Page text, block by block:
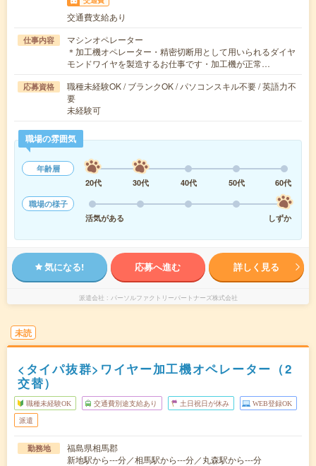
交通費支給あり
仕事内容
マシンオペレーター
＊加工機オペレーター・精密切断用として用いられるダイヤ
モンドワイヤを製造するお仕事です・加工機が正常…
応募資格
職種未経験OK / ブランクOK / パソコンスキル不要 / 英語力不
要
未経験可
職場の雰囲気
年齢層
20代
30代 40代 50代
60代
職場の様子
活気がある
しずか
気になる! 応募へ進む 詳しく見る
派遣会社 パーソルファクトリーパートナーズ株式会社
未読
<タイパ抜群>ワイヤー加工機オペレーター（2
交替）
職種未経験OK 交通費別途支給あり 土日祝日が休み WEB登録OK
派遣
勤務地
福島県相馬郡
新地駅から---分／相馬駅から---分／丸森駅から---分